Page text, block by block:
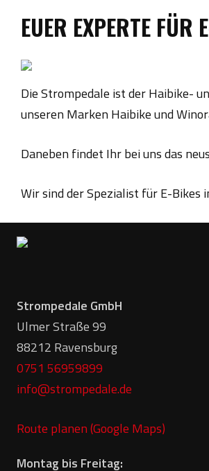
EUER EXPERTE FÜR
Die Strompedale ist der Haibike-
unseren Marken Haibike und
Daneben findet Ihr bei uns das
Wir sind der Spezialist für E-Bikes
Strompedale GmbH
Ulmer Straße 99
88212 Ravensburg
0751 56959899
info@strompedale.de
Route planen (Google Maps)
Montag bis Freitag: